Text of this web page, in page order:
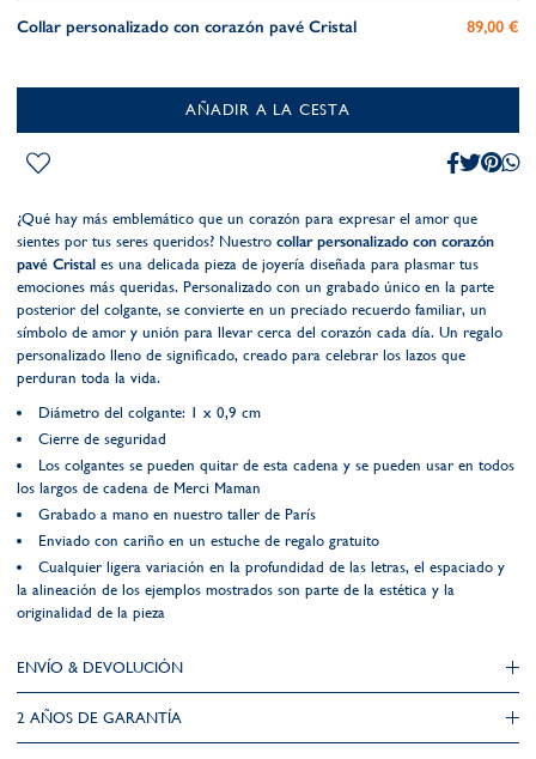
Collar personalizado con corazón pavé Cristal 89,00 €
AÑADIR A LA CESTA
¿Qué hay más emblemático que un corazón para expresar el amor que
sientes por tus seres queridos? Nuestro collar personalizado con corazón
pavé Cristal es una delicada pieza de joyería diseñada para plasmar tus
emociones más queridas. Personalizado con un grabado único en la parte
posterior del colgante, se convierte en un preciado recuerdo familiar, un
símbolo de amor y unión para llevar cerca del corazón cada día. Un regalo
personalizado lleno de significado, creado para celebrar los lazos que
perduran toda la vida.
Diámetro del colgante: 1 x 0,9 cm
Cierre de seguridad
Los colgantes se pueden quitar de esta cadena y se pueden usar en todos
los largos de cadena de Merci Maman
Grabado a mano en nuestro taller de París
Enviado con cariño en un estuche de regalo gratuito
Cualquier ligera variación en la profundidad de las letras, el espaciado y
la alineación de los ejemplos mostrados son parte de la estética y la
originalidad de la pieza
ENVÍO & DEVOLUCIÓN
2 AÑOS DE GARANTÍA​